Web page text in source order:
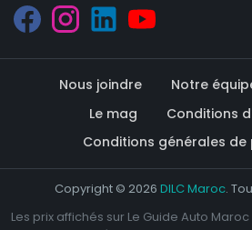
Nous joindre Notre
Le mag
Conditions
Conditions générales
Copyright © 2026 DILC Maroc.
Les prix affichés sur Le Guide Auto